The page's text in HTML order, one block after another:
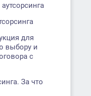
для
выбору и
с
За что